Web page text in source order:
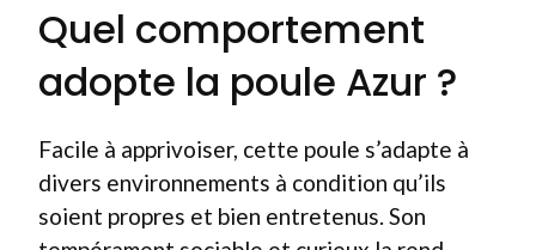
Quel comportement
adopte la poule Azur ?
Facile à apprivoiser, cette poule s’adapte à
divers environnements à condition qu’ils
soient propres et bien entretenus. Son